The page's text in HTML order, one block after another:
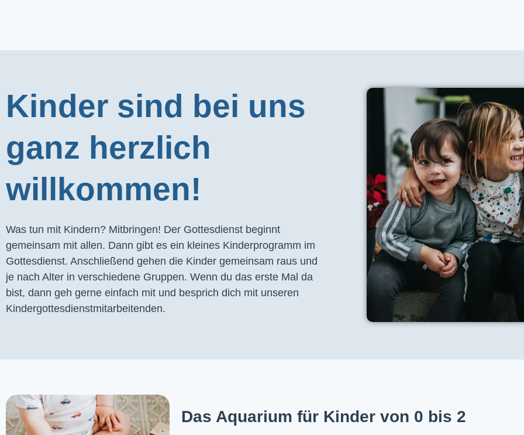
Kinder sind bei uns
ganz herzlich
willkommen!
Was tun mit Kindern? Mitbringen! Der Gottesdienst beginnt
gemeinsam mit allen. Dann gibt es ein kleines Kinderprogramm im
Gottesdienst. Anschließend gehen die Kinder gemeinsam raus und
je nach Alter in verschiedene Gruppen. Wenn du das erste Mal da
bist, dann geh gerne einfach mit und besprich dich mit unseren
Kindergottesdienstmitarbeitenden.
Das Aquarium für Kinder von 0 bis 2